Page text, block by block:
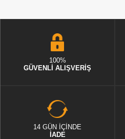
100%
GÜVENLİ ALIŞVERİŞ
14 GÜN İÇİNDE
İADE